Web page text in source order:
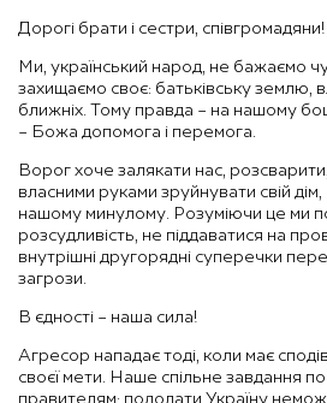
Дорогі брати і сестри, співгромадяни!
Ми, український народ, не бажаємо
захищаємо своє: батьківську землю,
ближніх. Тому правда – на нашому
– Божа допомога і перемога.
Ворог хоче залякати нас, розсварити,
власними руками зруйнувати свій
нашому минулому. Розуміючи це ми
розсудливість, не піддаватися на
внутрішні другорядні суперечки
загрози.
В єдності – наша сила!
Агресор нападає тоді, коли має
своєї мети. Наше спільне завдання
правителям: подолати Україну